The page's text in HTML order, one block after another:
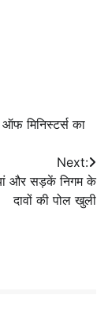
मिनिस्टर्स का
Next:
और सड़कें निगम के
दावों की पोल खुली